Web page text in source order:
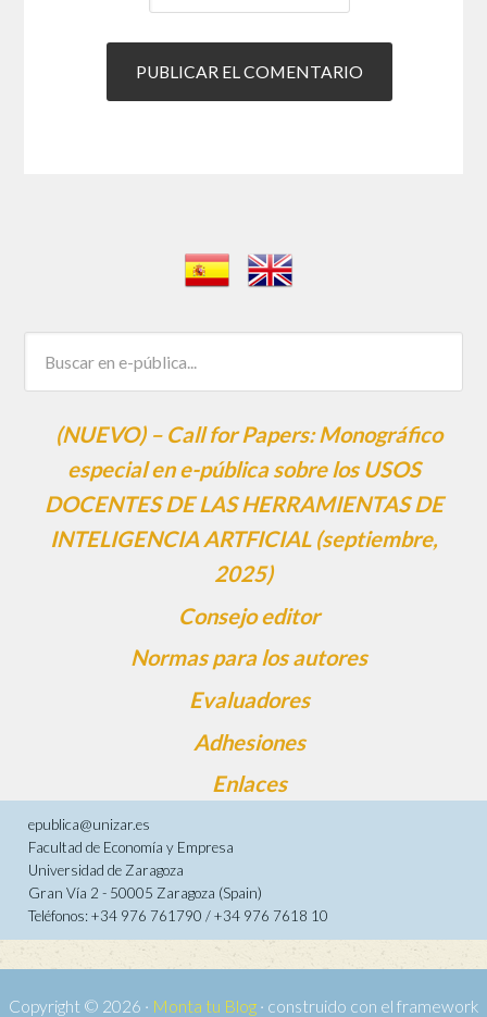
(NUEVO) – Call for Papers: Monográfico
especial en e-pública sobre los USOS
DOCENTES DE LAS HERRAMIENTAS DE
INTELIGENCIA ARTFICIAL (septiembre,
2025)
Consejo editor
Normas para los autores
Evaluadores
Adhesiones
Enlaces
epublica@unizar.es
Facultad de Economía y Empresa
Universidad de Zaragoza
Gran Vía 2 - 50005 Zaragoza (Spain)
Teléfonos: +34 976 761790 / +34 976 7618 10
Copyright © 2026 · Monta tu Blog· construido con el framework